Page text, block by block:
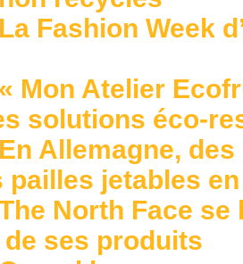
La Fashion Week
« Mon Atelier
solutions éco-
En Allemagne,
pailles jetables
North Face se
de ses produits